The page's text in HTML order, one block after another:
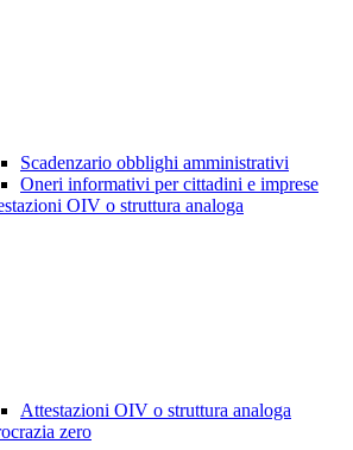
Scadenzario obblighi amministrativi
Oneri informativi per cittadini e imprese
OIV o struttura analoga
Attestazioni OIV o struttura analoga
zero